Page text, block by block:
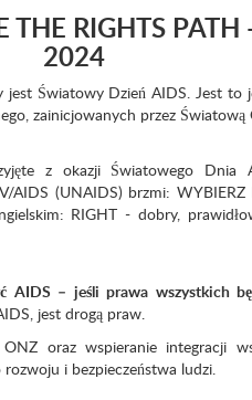
THE RIGHTS
2024
Światowy Dzień AIDS. Jest to
zainicjowanych przez
z okazji Światowego
AIDS (UNAIDS) brzmi: WYBIERZ
RIGHT - dobry,
AIDS – jeśli prawa wszystkich
jest drogą praw.
oraz wspieranie integracji
i bezpieczeństwa ludzi.